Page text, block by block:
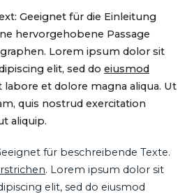
Geeignet für die Einleitung
hervorgehobene Passage
Lorem ipsum dolor sit
elit, sed do eiusmod
et dolore magna aliqua. Ut
quis nostrud exercitation
aliquip.
für beschreibende Texte.
. Lorem ipsum dolor sit
elit, sed do eiusmod